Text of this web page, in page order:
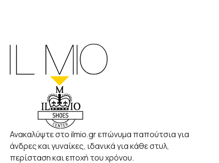
Ανακαλύψτε στο ilmio.gr επώνυμα παπούτσια για
άνδρες και γυναίκες, ιδανικά για κάθε στυλ,
περίσταση και εποχή του χρόνου.